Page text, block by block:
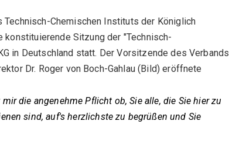
Chemischen Instituts der Königlich
konstituierende Sitzung der "Technisch-
in Deutschland statt. Der Vorsitzende des Verbands
Dr. Roger von Boch-Gahlau (Bild) eröffnete
die angenehme Pflicht ob, Sie alle, die Sie hier zu
sind, auf's herzlichste zu begrüßen und Sie